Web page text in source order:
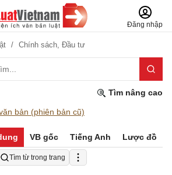
Đăng nhập
Chính sách, Đầu tư
Tìm nâng cao
bản (phiên bản cũ)
VB gốc Tiếng Anh Lược đồ
Tìm từ trong trang